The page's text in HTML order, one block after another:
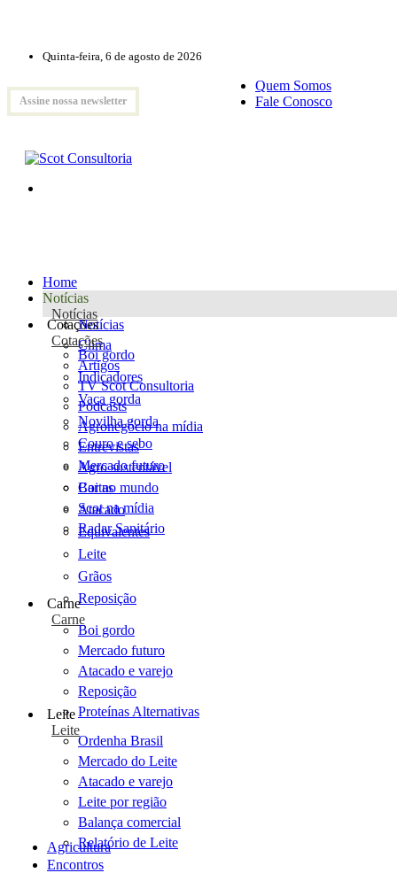
Quinta-feira, 6 de agosto de 2026
Assine nossa newsletter
Quem Somos
Fale Conosco
Home
Notícias
Notícias
Notícias
Clima
Artigos
TV Scot Consultoria
Podcasts
Agronegócio na mídia
Entrevistas
Agro sustentável
Cartas
Scot na mídia
Radar Sanitário
Cotações
Cotações
Boi gordo
Indicadores
Vaca gorda
Novilha gorda
Couro e sebo
Mercado futuro
Boi no mundo
Atacado
Equivalentes
Leite
Grãos
Reposição
Carne
Carne
Boi gordo
Mercado futuro
Atacado e varejo
Reposição
Proteínas Alternativas
Leite
Leite
Ordenha Brasil
Mercado do Leite
Atacado e varejo
Leite por região
Balança comercial
Relatório de Leite
Agricultura
Encontros